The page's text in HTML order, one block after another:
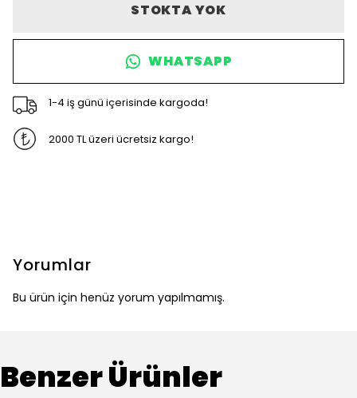
STOKTA YOK
WHATSAPP
1-4 iş günü içerisinde kargoda!
2000 TL üzeri ücretsiz kargo!
Yorumlar
Bu ürün için henüz yorum yapılmamış.
Benzer Ürünler